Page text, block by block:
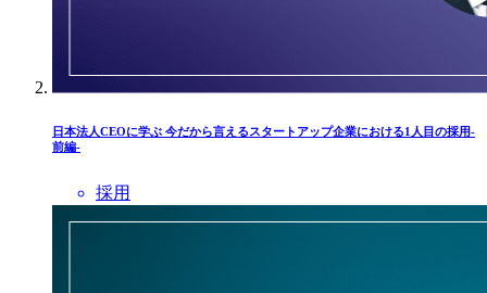
日本法人CEOに学ぶ 今だから言えるスタートアップ企業における1人目の採用-
前編-
採用